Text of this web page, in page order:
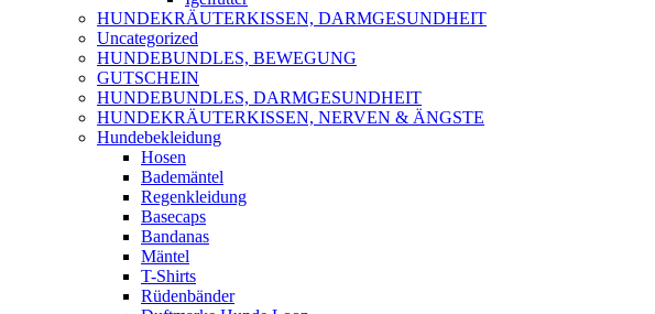
HUNDEKRÄUTERKISSEN, DARMGESUNDHEIT
Uncategorized
HUNDEBUNDLES, BEWEGUNG
GUTSCHEIN
HUNDEBUNDLES, DARMGESUNDHEIT
HUNDEKRÄUTERKISSEN, NERVEN & ÄNGSTE
Hundebekleidung
Hosen
Bademäntel
Regenkleidung
Basecaps
Bandanas
Mäntel
T-Shirts
Rüdenbänder